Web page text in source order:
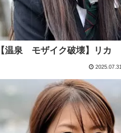
【温泉 モザイク破壊】リカ
2025.07.31